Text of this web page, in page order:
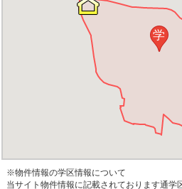
学
※物件情報の学区情報について
当サイト物件情報に記載されております通学